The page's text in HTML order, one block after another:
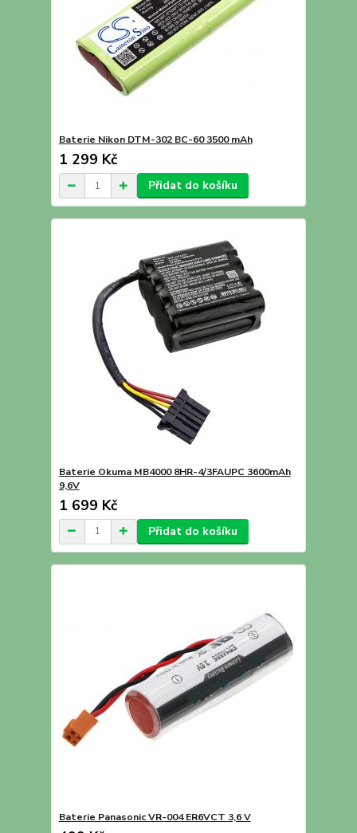
Baterie Nikon DTM-302 BC-60 3500 mAh
1 299 Kč
Přidat do košíku
Baterie Okuma MB4000 8HR-4/3FAUPC 3600mAh
9,6V
1 699 Kč
Přidat do košíku
Baterie Panasonic VR-004 ER6VCT 3,6 V